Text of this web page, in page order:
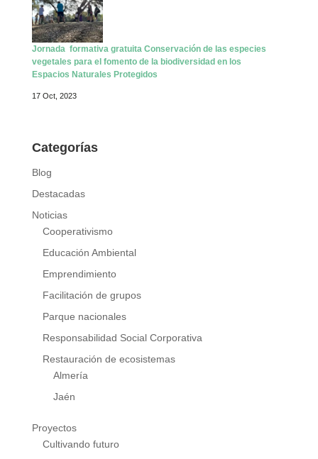
Jornada formativa gratuita Conservación de las especies
vegetales para el fomento de la biodiversidad en los
Espacios Naturales Protegidos
17 Oct, 2023
Categorías
Blog
Destacadas
Noticias
Cooperativismo
Educación Ambiental
Emprendimiento
Facilitación de grupos
Parque nacionales
Responsabilidad Social Corporativa
Restauración de ecosistemas
Almería
Jaén
Proyectos
Cultivando futuro